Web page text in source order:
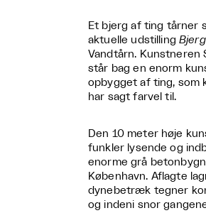
Et bjerg af ting tårner
aktuelle udstilling
Vandtårn. Kunstneren
står bag en enorm
opbygget af ting, som
har sagt farvel til.
Den 10 meter høje
funkler lysende og
enorme grå
København. Aflagte
dynebetræk tegner
og indeni snor